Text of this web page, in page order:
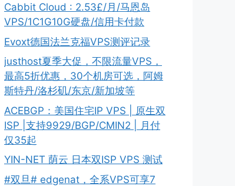
Cabbit Cloud : 2.53£/月/马恩岛
VPS/1C1G10G硬盘/信用卡付款
Evoxt德国法兰克福VPS测评记录
justhost夏季大促，不限流量VPS，
最高5折优惠，30个机房可选，阿姆
斯特丹/洛杉矶/东京/新加坡等
ACEBGP：美国住宅IP VPS | 原生双
ISP |支持9929/BGP/CMIN2 | 月付
仅35起
YIN-NET 荫云 日本双ISP VPS 测试
#双旦# edgenat，全系VPS可享7